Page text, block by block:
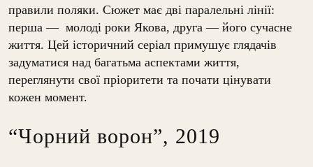
правили поляки. Сюжет має дві паралельні лінії:
перша — молоді роки Якова, друга — його сучасне
життя. Цей історичний серіал примушує глядачів
задуматися над багатьма аспектами життя,
переглянути свої пріоритети та почати цінувати
кожен момент.
“Чорний ворон”, 2019